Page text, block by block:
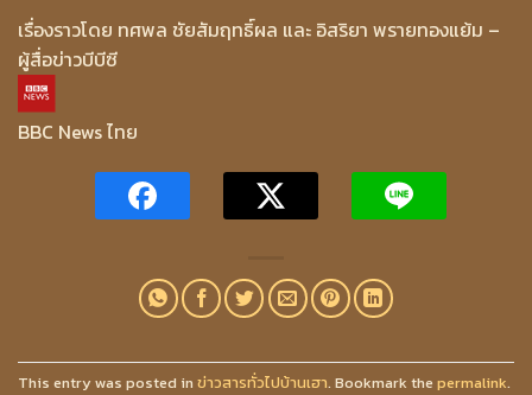
เรื่องราวโดย ทศพล ชัยสัมฤทธิ์ผล และ อิสริยา พรายทองแย้ม –
ผู้สื่อข่าวบีบีซี
BBC News ไทย
This entry was posted in ข่าวสารทั่วไปบ้านเฮา. Bookmark the permalink.